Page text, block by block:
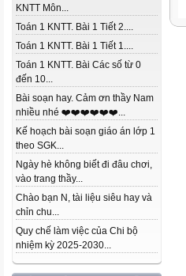
KNTT Môn...
Toán 1 KNTT. Bài 1 Tiết 2....
Toán 1 KNTT. Bài 1 Tiết 1....
Toán 1 KNTT. Bài Các số từ 0
đến 10...
Bài soạn hay. Cảm ơn thầy Nam
nhiều nhé ❤️❤️❤️❤️❤️❤️...
Kế hoạch bài soạn giáo án lớp 1
theo SGK...
Ngày hè không biết đi đâu chơi,
vào trang thầy...
Chào bạn N, tài liệu siêu hay và
chỉn chu...
Quy chế làm việc của Chi bộ
nhiệm kỳ 2025-2030...